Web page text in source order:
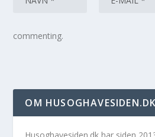
commenting.
OM HUSOGHAVESIDEN.DK